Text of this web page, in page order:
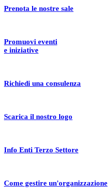
Prenota le nostre sale
Promuovi eventi
e iniziative
Richiedi una consulenza
Scarica il nostro logo
Info Enti Terzo Settore
Come gestire un'organizzazione